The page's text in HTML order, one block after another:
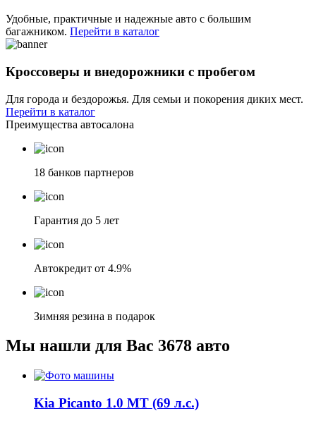
Удобные, практичные и надежные авто с большим
багажником. Перейти в каталог
Кроссоверы и внедорожники с пробегом
Для города и бездорожья. Для семьи и покорения диких мест.
Перейти в каталог
Преимущества автосалона
18 банков партнеров
Гарантия до 5 лет
Автокредит от 4.9%
Зимняя резина в подарок
Мы нашли для Вас 3678 авто
Kia Picanto 1.0 MT (69 л.с.)